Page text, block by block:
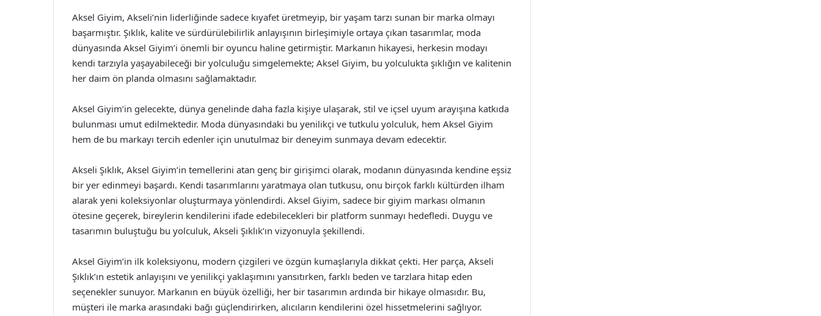
Aksel Giyim, Akseli’nin liderliğinde sadece kıyafet üretmeyip, bir yaşam tarzı sunan bir marka olmayı
başarmıştır. Şıklık, kalite ve sürdürülebilirlik anlayışının birleşimiyle ortaya çıkan tasarımlar, moda
dünyasında Aksel Giyim’i önemli bir oyuncu haline getirmiştir. Markanın hikayesi, herkesin modayı
kendi tarzıyla yaşayabileceği bir yolculuğu simgelemekte; Aksel Giyim, bu yolculukta şıklığın ve kalitenin
her daim ön planda olmasını sağlamaktadır.
Aksel Giyim’in gelecekte, dünya genelinde daha fazla kişiye ulaşarak, stil ve içsel uyum arayışına katkıda
bulunması umut edilmektedir. Moda dünyasındaki bu yenilikçi ve tutkulu yolculuk, hem Aksel Giyim
hem de bu markayı tercih edenler için unutulmaz bir deneyim sunmaya devam edecektir.
Akseli Şıklık, Aksel Giyim’in temellerini atan genç bir girişimci olarak, modanın dünyasında kendine eşsiz
bir yer edinmeyi başardı. Kendi tasarımlarını yaratmaya olan tutkusu, onu birçok farklı kültürden ilham
alarak yeni koleksiyonlar oluşturmaya yönlendirdi. Aksel Giyim, sadece bir giyim markası olmanın
ötesine geçerek, bireylerin kendilerini ifade edebilecekleri bir platform sunmayı hedefledi. Duygu ve
tasarımın buluştuğu bu yolculuk, Akseli Şıklık’ın vizyonuyla şekillendi.
Aksel Giyim’in ilk koleksiyonu, modern çizgileri ve özgün kumaşlarıyla dikkat çekti. Her parça, Akseli
Şıklık’ın estetik anlayışını ve yenilikçi yaklaşımını yansıtırken, farklı beden ve tarzlara hitap eden
seçenekler sunuyor. Markanın en büyük özelliği, her bir tasarımın ardında bir hikaye olmasıdır. Bu,
müşteri ile marka arasındaki bağı güçlendirirken, alıcıların kendilerini özel hissetmelerini sağlıyor.